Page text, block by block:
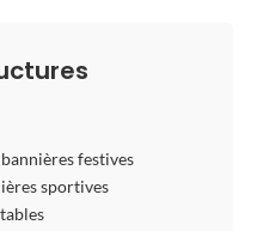
festives
sportives